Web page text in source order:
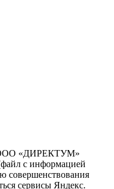
«ДИРЕКТУМ»
с информацией
совершенствования
сервисы Яндекс.